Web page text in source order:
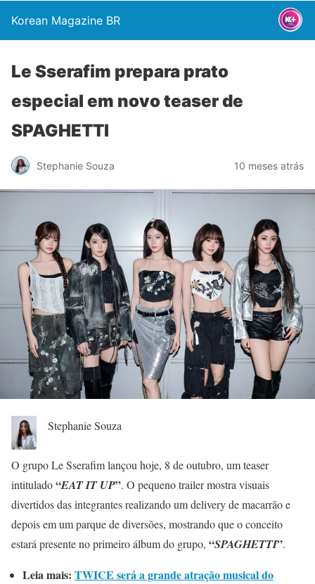
Korean Magazine BR
Le Sserafim prepara prato
especial em novo teaser de
SPAGHETTI
Stephanie Souza 10 meses atrás
Stephanie Souza
O grupo Le Sserafim lançou hoje, 8 de outubro, um teaser
intitulado“EAT IT UP”. O pequeno trailer mostra visuais
divertidos das integrantes realizando um delivery de macarrão e
depois em um parque de diversões, mostrando que o conceito
estará presente no primeiro álbum do grupo, “SPAGHETTI”.
Leia mais: TWICE será a grande atração musical do